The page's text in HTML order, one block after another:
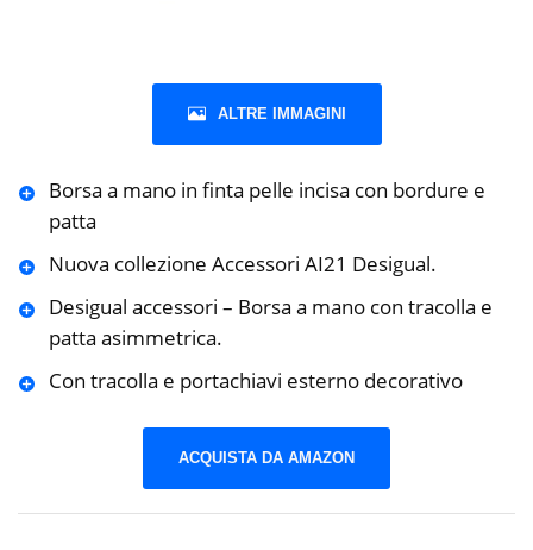
ALTRE IMMAGINI
Borsa a mano in finta pelle incisa con bordure e
patta
Nuova collezione Accessori AI21 Desigual.
Desigual accessori – Borsa a mano con tracolla e
patta asimmetrica.
Con tracolla e portachiavi esterno decorativo
ACQUISTA DA AMAZON